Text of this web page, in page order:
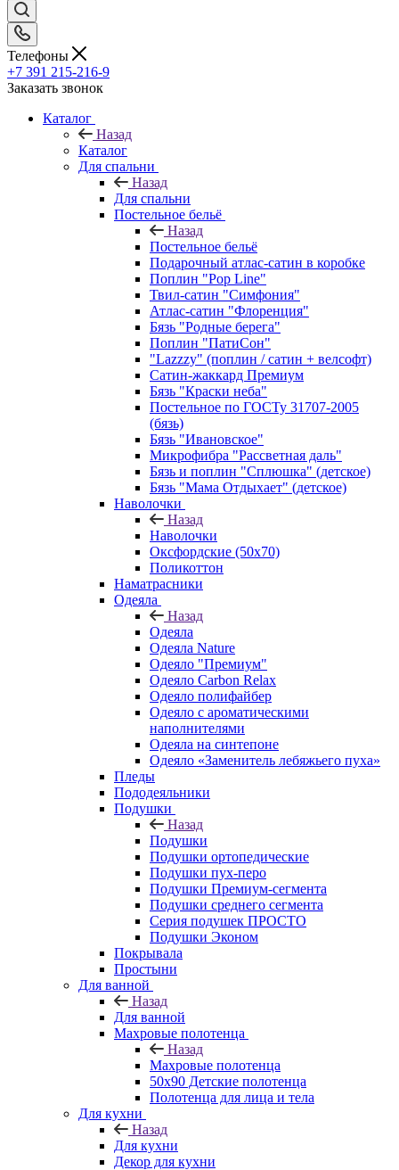
Телефоны
+7 391 215-216-9
Заказать звонок
Каталог
Назад
Каталог
Для спальни
Назад
Для спальни
Постельное бельё
Назад
Постельное бельё
Подарочный атлас-сатин в коробке
Поплин "Pop Line"
Твил-сатин "Симфония"
Атлас-сатин "Флоренция"
Бязь "Родные берега"
Поплин "ПатиСон"
"Lazzzy" (поплин / сатин + велсофт)
Сатин-жаккард Премиум
Бязь "Краски неба"
Постельное по ГОСТу 31707-2005
(бязь)
Бязь "Ивановское"
Микрофибра "Рассветная даль"
Бязь и поплин "Сплюшка" (детское)
Бязь "Мама Отдыхает" (детское)
Наволочки
Назад
Наволочки
Оксфордские (50х70)
Поликоттон
Наматрасники
Одеяла
Назад
Одеяла
Одеяла Nature
Одеяло "Премиум"
Одеяло Carbon Relax
Одеяло полифайбер
Одеяло с ароматическими
наполнителями
Одеяла на синтепоне
Одеяло «Заменитель лебяжьего пуха»
Пледы
Пододеяльники
Подушки
Назад
Подушки
Подушки ортопедические
Подушки пух-перо
Подушки Премиум-сегмента
Подушки среднего сегмента
Серия подушек ПРОСТО
Подушки Эконом
Покрывала
Простыни
Для ванной
Назад
Для ванной
Махровые полотенца
Назад
Махровые полотенца
50х90 Детские полотенца
Полотенца для лица и тела
Для кухни
Назад
Для кухни
Декор для кухни